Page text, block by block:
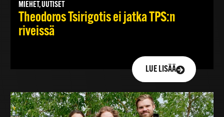
MIEHET, UUTISET
Theodoros Tsirigotis ei jatka TPS:n
riveissä
LUE LISÄÄ